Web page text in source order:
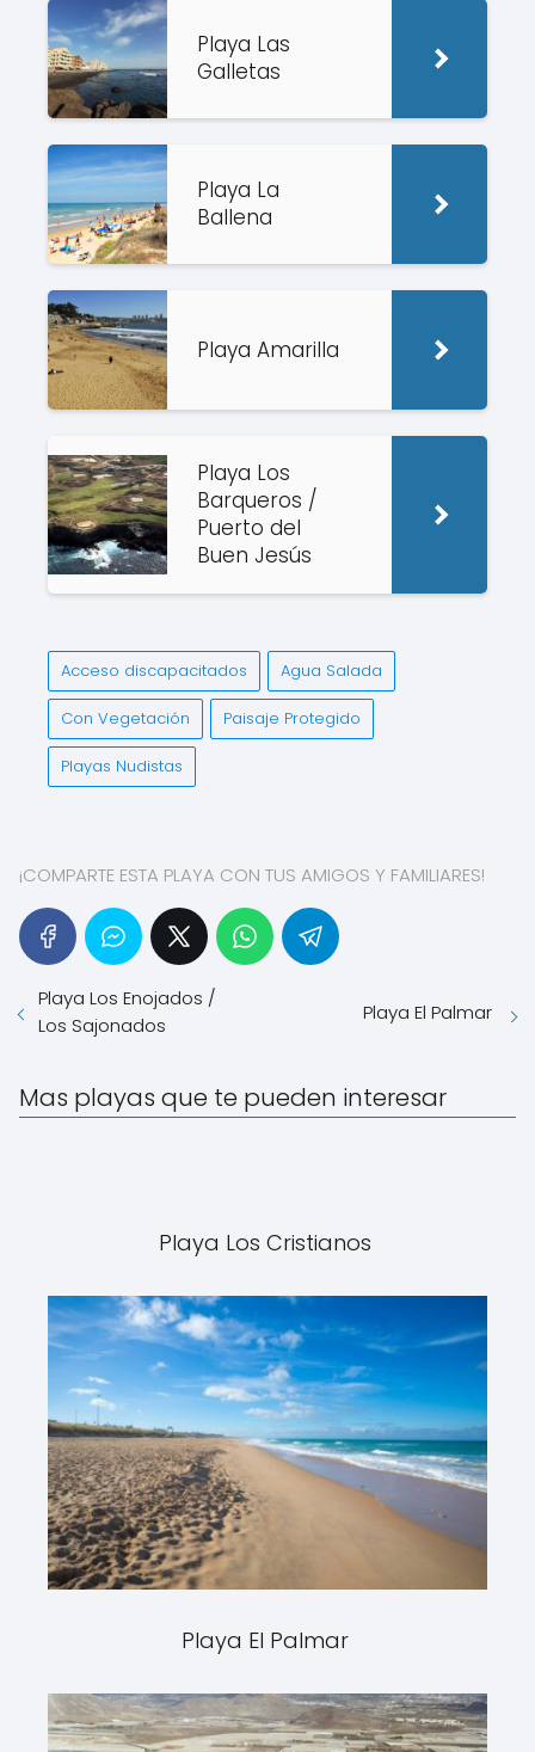
Playa Las
Galletas
Playa La
Ballena
Playa Amarilla
Playa Los
Barqueros /
Puerto del
Buen Jesús
Acceso discapacitados Agua Salada
Con Vegetación Paisaje Protegido
Playas Nudistas
¡COMPARTE ESTA PLAYA CON TUS AMIGOS Y FAMILIARES!
Playa Los Enojados /
Los Sajonados
Playa El Palmar
Mas playas que te pueden interesar
Playa Los Cristianos
Playa El Palmar